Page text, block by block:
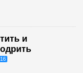
и